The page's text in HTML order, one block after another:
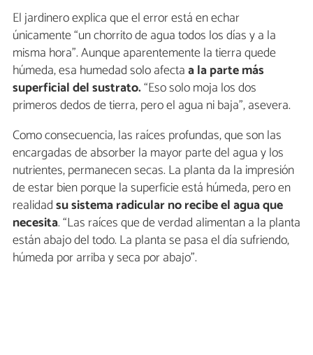
El jardinero explica que el error está en echar
únicamente “un chorrito de agua todos los días y a la
misma hora”. Aunque aparentemente la tierra quede
húmeda, esa humedad solo afectaa la parte más
superficial del sustrato.“Eso solo moja los dos
primeros dedos de tierra, pero el agua ni baja”, asevera.
Como consecuencia, las raíces profundas, que son las
encargadas de absorber la mayor parte del agua y los
nutrientes, permanecen secas. La planta da la impresión
de estar bien porque la superficie está húmeda, pero en
realidadsu sistema radicular no recibe el agua que
necesita. “Las raíces que de verdad alimentan a la planta
están abajo del todo. La planta se pasa el día sufriendo,
húmeda por arriba y seca por abajo”.